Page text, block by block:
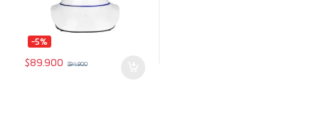
-5%
$89.900 $94.900